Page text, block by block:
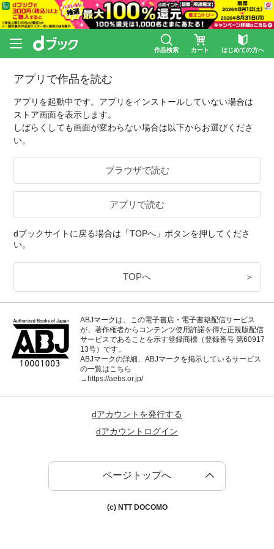
作品検索 カート はじめての方へ
アプリで作品を読む
アプリを起動中です。アプリをインストールしていない場合は
ストア画面を表示します。
しばらくしても画面が変わらない場合は以下からお選びくださ
い。
ブラウザで読む
アプリで読む
dブックサイトに戻る場合は「TOPへ」ボタンを押してくださ
い。
TOPへ ＞
ABJマークは、この電子書店・電子書籍配信サービス
が、著作権者からコンテンツ使用許諾を得た正規版配信
サービスであることを示す登録商標（登録番号 第60917
13号）です。
ABJマークの詳細、ABJマークを掲示しているサービス
の一覧はこちら
→https://aebs.or.jp/
dアカウントを発行する
dアカウントログイン
ページトップへ
(c) NTT DOCOMO